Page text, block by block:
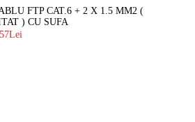
FTP CAT.6 + 2 X 1.5 MM2 (
) CU SUFA